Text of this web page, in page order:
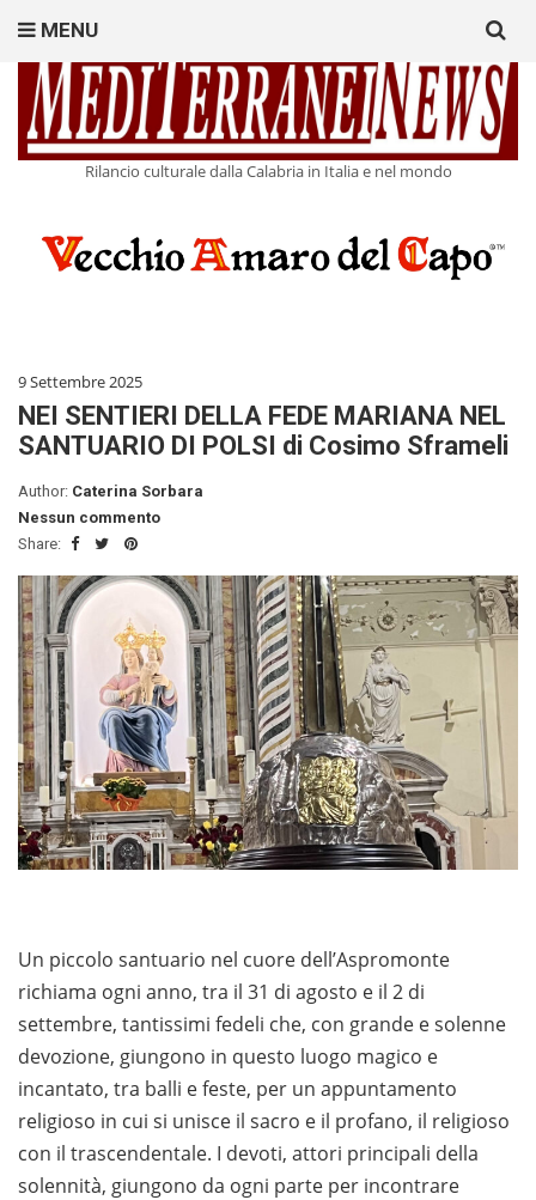
Rilancio culturale dalla Calabria in Italia e nel mondo
MENU
for:
9 Settembre 2025
NEI SENTIERI DELLA FEDE MARIANA NEL
SANTUARIO DI POLSI di Cosimo Sframeli
Author: Caterina Sorbara
Nessun commento
Share:
Un piccolo santuario nel cuore dell’Aspromonte
richiama ogni anno, tra il 31 di agosto e il 2 di
settembre, tantissimi fedeli che, con grande e solenne
devozione, giungono in questo luogo magico e
incantato, tra balli e feste, per un appuntamento
religioso in cui si unisce il sacro e il profano, il religioso
con il trascendentale. I devoti, attori principali della
solennità, giungono da ogni parte per incontrare